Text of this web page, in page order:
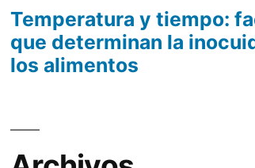
Temperatura y tiempo:
que determinan la
los alimentos